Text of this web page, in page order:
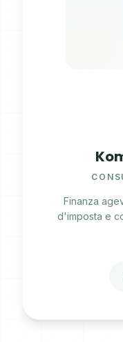
Finanza
d'imposta e